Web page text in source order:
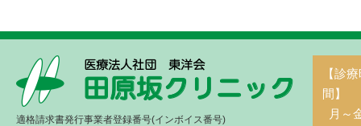
適格請求書発行事業者登録番号(インボイス番号)
【診
間】
月～